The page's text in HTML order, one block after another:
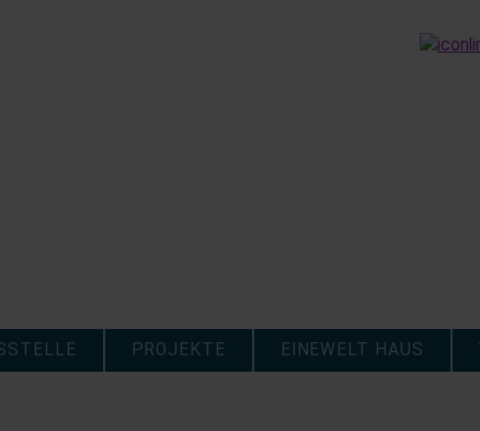
PROJEKTE EINEWELT HAUS